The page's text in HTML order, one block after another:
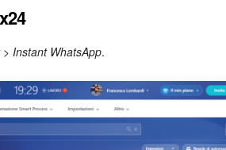
> Instant WhatsApp.